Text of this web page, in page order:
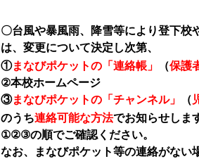
〇台風や暴風雨、 降雪等により登下校
は、変更について決定し次第、
①まなびポケットの「連絡帳」 （保護
②本校ホームページ
③まなびポケットの「チャンネル」 （
のうち連絡可能な方法でお知らせしま
①②③の順でご確認ください。
なお、まなびポケット等の連絡がない